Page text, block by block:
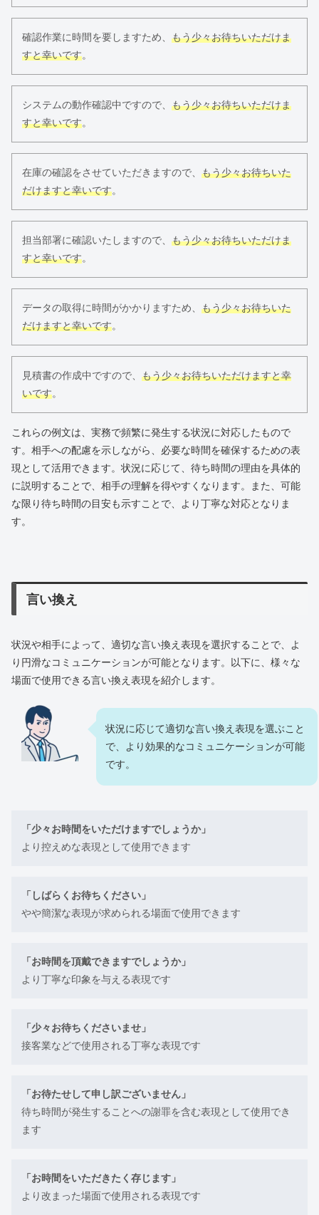
確認作業に時間を要しますため、 もう少々お待ちいただけま
すと幸いです。
システムの動作確認中ですので、 もう少々お待ちいただけま
すと幸いです。
在庫の確認をさせていただきますので、 もう少々お待ちいた
だけますと幸いです。
担当部署に確認いたしますので、 もう少々お待ちいただけま
すと幸いです。
データの取得に時間がかかりますため、 もう少々お待ちいた
だけますと幸いです。
見積書の作成中ですので、 もう少々お待ちいただけますと幸
いです。
これらの例文は、実務で頻繁に発生する状況に対応したもので
す。相手への配慮を示しながら、必要な時間を確保するための表
現として活用できます。状況に応じて、待ち時間の理由を具体的
に説明することで、相手の理解を得やすくなります。また、可能
な限り待ち時間の目安も示すことで、より丁寧な対応となりま
す。
言い換え
状況や相手によって、適切な言い換え表現を選択することで、よ
り円滑なコミュニケーションが可能となります。以下に、様々な
場面で使用できる言い換え表現を紹介します。
状況に応じて適切な言い換え表現を選ぶこと
で、より効果的なコミュニケーションが可能
です。
「少々お時間をいただけますでしょうか」
より控えめな表現として使用できます
「しばらくお待ちください」
やや簡潔な表現が求められる場面で使用できます
「お時間を頂戴できますでしょうか」
より丁寧な印象を与える表現です
「少々お待ちくださいませ」
接客業などで使用される丁寧な表現です
「お待たせして申し訳ございません」
待ち時間が発生することへの謝罪を含む表現として使用でき
ます
「お時間をいただきたく存じます」
より改まった場面で使用される表現です